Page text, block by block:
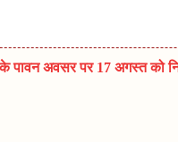
पावन अवसर पर 17 अगस्त को